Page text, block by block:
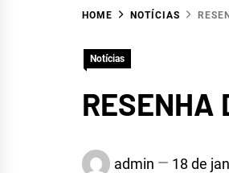
HOME NOTÍCIAS
Notícias
RESENHA
admin 18 de